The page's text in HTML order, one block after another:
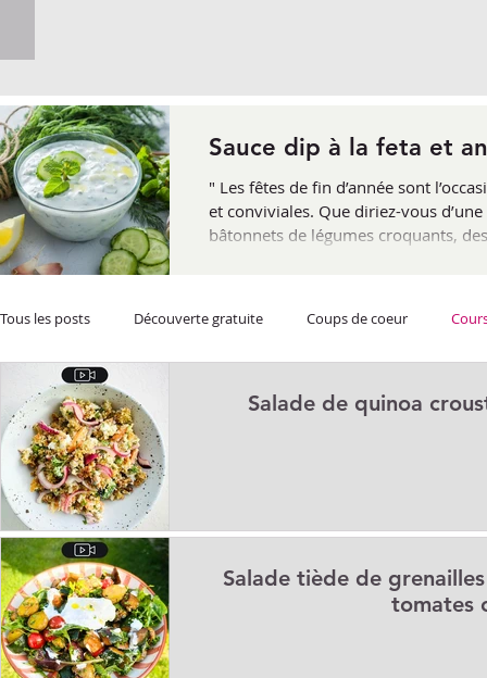
Sauce dip à la feta et
" Les fêtes de fin d’année sont
et conviviales. Que diriez-vous
bâtonnets de légumes croquants, des grissinis ou du pain grillé. Cette recette
Tous les posts Découverte gratuite Coups de coeur
Apéritifs Barbecue / Plancha Collations Desserts
Facile à réchauffer
Lunch Menus de la semaine Pasta Petits-
Recettes de fêtes
Salade de quinoa
Salade tiède de
tomates